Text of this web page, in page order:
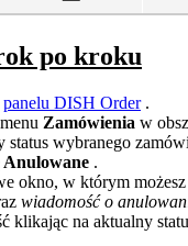
po kroku
panelu DISH Order.
Zamówienia w
wybranego
Anulowane .
okno, w którym
wiadomość o
klikając na aktualny